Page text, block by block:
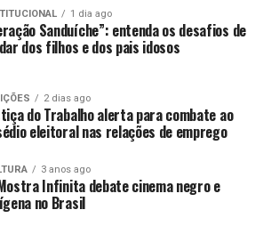
1 dia ago
Sanduíche”: entenda os desafios de
dos filhos e dos pais idosos
2 dias ago
do Trabalho alerta para combate ao
eleitoral nas relações de emprego
3 anos ago
Infinita debate cinema negro e
no Brasil